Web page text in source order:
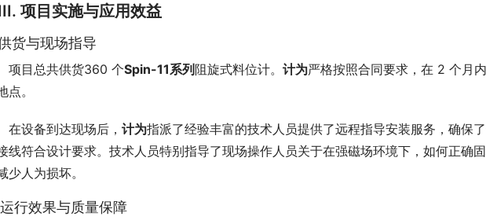
项目实施与应用效益
货与现场指导
总共供货360 个Spin-11系列阻旋式料位计。 计为严格按照合同要求，在 2 个月
点。
备到达现场后， 计为指派了经验丰富的技术人员提供了远程指导安装服务，确保
线符合设计要求。技术人员特别指导了现场操作人员关于在强磁场环境下，如何正确
少人为损坏。
行效果与质量保障